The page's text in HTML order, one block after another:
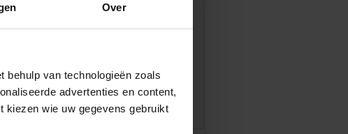
Over
behulp van technologieën zoals
advertenties en content,
kiezen wie uw gegevens gebruikt
door aankomstdatum, aantal nachten en